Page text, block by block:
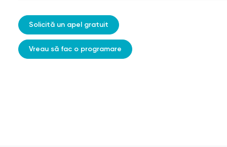
Solicită un apel gratuit
Vreau să fac o programare